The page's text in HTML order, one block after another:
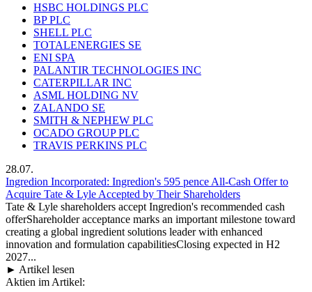
HSBC HOLDINGS PLC
BP PLC
SHELL PLC
TOTALENERGIES SE
ENI SPA
PALANTIR TECHNOLOGIES INC
CATERPILLAR INC
ASML HOLDING NV
ZALANDO SE
SMITH & NEPHEW PLC
OCADO GROUP PLC
TRAVIS PERKINS PLC
28.07.
Ingredion Incorporated: Ingredion's 595 pence All-Cash Offer to
Acquire Tate & Lyle Accepted by Their Shareholders
Tate & Lyle shareholders accept Ingredion's recommended cash
offerShareholder acceptance marks an important milestone toward
creating a global ingredient solutions leader with enhanced
innovation and formulation capabilitiesClosing expected in H2
2027...
► Artikel lesen
Aktien im Artikel: